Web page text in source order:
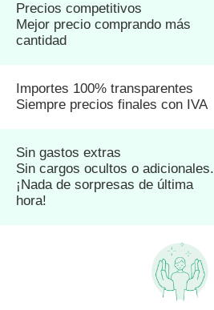
Precios competitivos
Mejor precio comprando más
cantidad
Importes 100% transparentes
Siempre precios finales con IVA
Sin gastos extras
Sin cargos ocultos o adicionales.
¡Nada de sorpresas de última
hora!